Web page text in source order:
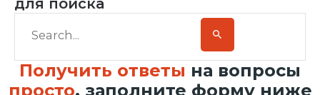
для поиска
Получить ответы на вопросы
просто, заполните форму ниже